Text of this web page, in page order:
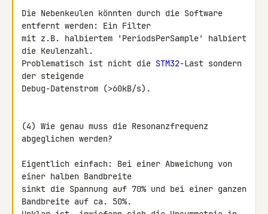
Die Nebenkeulen könnten durch die Software
entfernt werden: Ein Filter
mit z.B. halbiertem 'PeriodsPerSample' halbiert
die Keulenzahl.
Problematisch ist nicht die STM32-Last sondern
der steigende
Debug-Datenstrom (>60kB/s).
(4) Wie genau muss die Resonanzfrequenz
abgeglichen werden?
Eigentlich einfach: Bei einer Abweichung von
einer halben Bandbreite
sinkt die Spannung auf 70% und bei einer ganzen
Bandbreite auf ca. 50%.